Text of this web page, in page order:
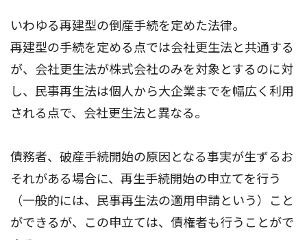
いわゆる再建型の倒産手続を定めた法律。
再建型の手続を定める点では会社更生法と共通する
が、会社更生法が株式会社のみを対象とするのに対
し、民事再生法は個人から大企業までを幅広く利用
される点で、会社更生法と異なる。
債務者、破産手続開始の原因となる事実が生ずるお
それがある場合に、再生手続開始の申立てを行う
（一般的には、民事再生法の適用申請という）こと
ができるが、この申立ては、債権者も行うことがで